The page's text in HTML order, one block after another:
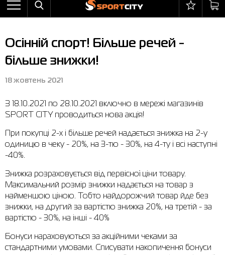
Назад
Штани
Вітрівки
Комбінезони
Купальники
Легінси
Сукні
Сорочки
Назад
Кросівки
Пляжне взуття
Сандалі
Назад
Бейсболки та панами
Бокс
М'ячі
Рукавиці
Рюкзаки
Доглядові засоби
Фітнес та йога
Назад
Arena
Asics
Evoids
Larum
Nike
Radder
Skechers
Назад
Бра
Штани
Костюми
Легінси
Футболки
Кросівки
Напівчеревики
Назад
Повернення та обмін
Гарантія на товари
Контакт центр
Часті питання (FAQ)
Особистий кабінет
Осінній спорт! Більше речей -
більше знижки!
18 жовтень 2021
З 18.10.2021 по 28.10.2021 включно в мережі магазинів
SPORT CITY проводиться нова акція!
При покупці 2-х і більше речей надається знижка на 2-у
одиницю в чеку - 20%, на 3-тю - 30%, на 4-ту і всі наступні
-40%.
Знижка розраховується від первісної ціни товару.
Максимальний розмір знижки надається на товар з
найменшою ціною. Тобто найдорожчий товар йде без
знижки, на другий за вартістю знижка 20%, на третій - за
вартістю - 30%, на інші - 40%
Бонуси нараховуються за акційними чеками за
стандартними умовами. Списувати накопичення бонуси